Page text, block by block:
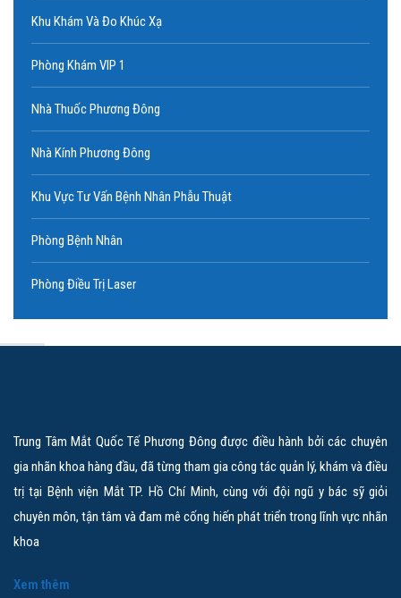
Nguyên Trưởng Phòng Chỉ đạo tuyến Bệnh viện Mắt TP. HCM. Nguyên
Giám đốc chuyên môn Bệnh viện Mắt Quốc…
BS.CKII NGUYỄN ĐỖ NGUYÊN
Chuyên Gia Cao Cấp
Nguyên Trưởng Khoa Tổng Hợp Bệnh viện Mắt TP.HCM. 👨‍⚕️BS đã có
Khu Khám Và Đo Khúc Xạ
Phòng Khám VIP 1
Nhà Thuốc Phương Đông
Nhà Kính Phương Đông
Khu Vực Tư Vấn Bệnh Nhân Phẫu Thuật
Phòng Bệnh Nhân
Phòng Điều Trị Laser
Trung Tâm Mắt Quốc Tế Phương Đông được điều hành bởi các chuyên
gia nhãn khoa hàng đầu, đã từng tham gia công tác quản lý, khám và điều
trị tại Bệnh viện Mắt TP. Hồ Chí Minh, cùng với đội ngũ y bác sỹ giỏi
chuyên môn, tận tâm và đam mê cống hiến phát triển trong lĩnh vực nhãn
khoa
Xem thêm